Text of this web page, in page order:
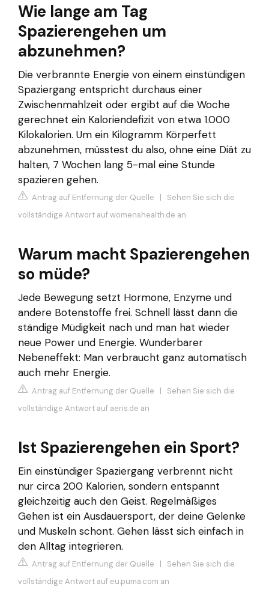
Wie lange am Tag
Spazierengehen um
abzunehmen?
Die verbrannte Energie von einem einstündigen
Spaziergang entspricht durchaus einer
Zwischenmahlzeit oder ergibt auf die Woche
gerechnet ein Kaloriendefizit von etwa 1.000
Kilokalorien. Um ein Kilogramm Körperfett
abzunehmen, müsstest du also, ohne eine Diät zu
halten, 7 Wochen lang 5-mal eine Stunde
spazieren gehen.
Antrag auf Entfernung der Quelle | Sehen Sie sich die
vollständige Antwort auf womenshealth.de an
Warum macht Spazierengehen
so müde?
Jede Bewegung setzt Hormone, Enzyme und
andere Botenstoffe frei. Schnell lässt dann die
ständige Müdigkeit nach und man hat wieder
neue Power und Energie. Wunderbarer
Nebeneffekt: Man verbraucht ganz automatisch
auch mehr Energie.
Antrag auf Entfernung der Quelle | Sehen Sie sich die
vollständige Antwort auf aeris.de an
Ist Spazierengehen ein Sport?
Ein einstündiger Spaziergang verbrennt nicht
nur circa 200 Kalorien, sondern entspannt
gleichzeitig auch den Geist. Regelmäßiges
Gehen ist ein Ausdauersport, der deine Gelenke
und Muskeln schont. Gehen lässt sich einfach in
den Alltag integrieren.
Antrag auf Entfernung der Quelle | Sehen Sie sich die
vollständige Antwort auf eu.puma.com an